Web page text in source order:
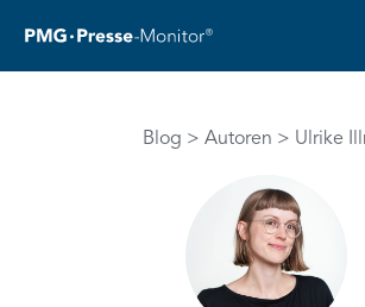
Blog Autoren Ulrike